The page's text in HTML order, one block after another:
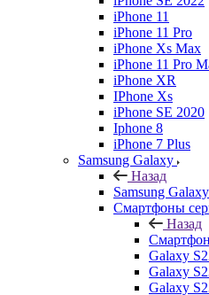
iPhone 11
iPhone 11 Pro
iPhone Xs Max
iPhone 11 Pro
iPhone XR
IPhone Xs
iPhone SE 2020
Iphone 8
iPhone 7 Plus
Samsung Galaxy
Назад
Samsung Galaxy
Смартфоны
Назад
Galaxy
Galaxy
Galaxy